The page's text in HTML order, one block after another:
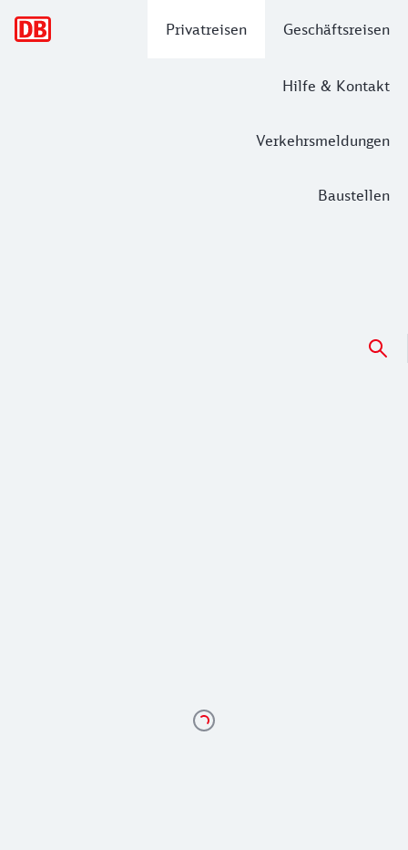
Privatreisen Geschäftsreisen
Hilfe & Kontakt
Verkehrsmeldungen
Baustellen